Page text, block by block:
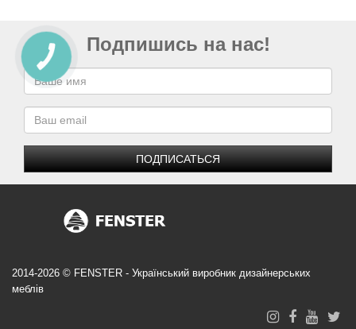
Подпишись на нас!
ПОДПИСАТЬСЯ
2014-2026 © FENSTER - Український виробник дизайнерських
меблів